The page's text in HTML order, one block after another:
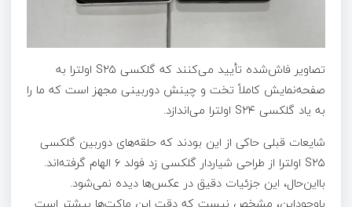
تصاویر فاش‌شده تأیید می‌کنند که گلکسی S۲۵ اولترا به
صفحه‌نمایش کاملاً تخت و چینش دوربینی مجهز است که ما را
به یاد گلکسی S۲۴ اولترا می‌اندازد.
شایعات قبلی حاکی از این بودند که حلقه‌های دوربین گلکسی
S۲۵ اولترا از طراحی شیاردار گلکسی زد فولد ۶ الهام گرفته‌اند.
بااین‌حال، این جزئیات دقیق در عکس‌ها دیده نمی‌شود.